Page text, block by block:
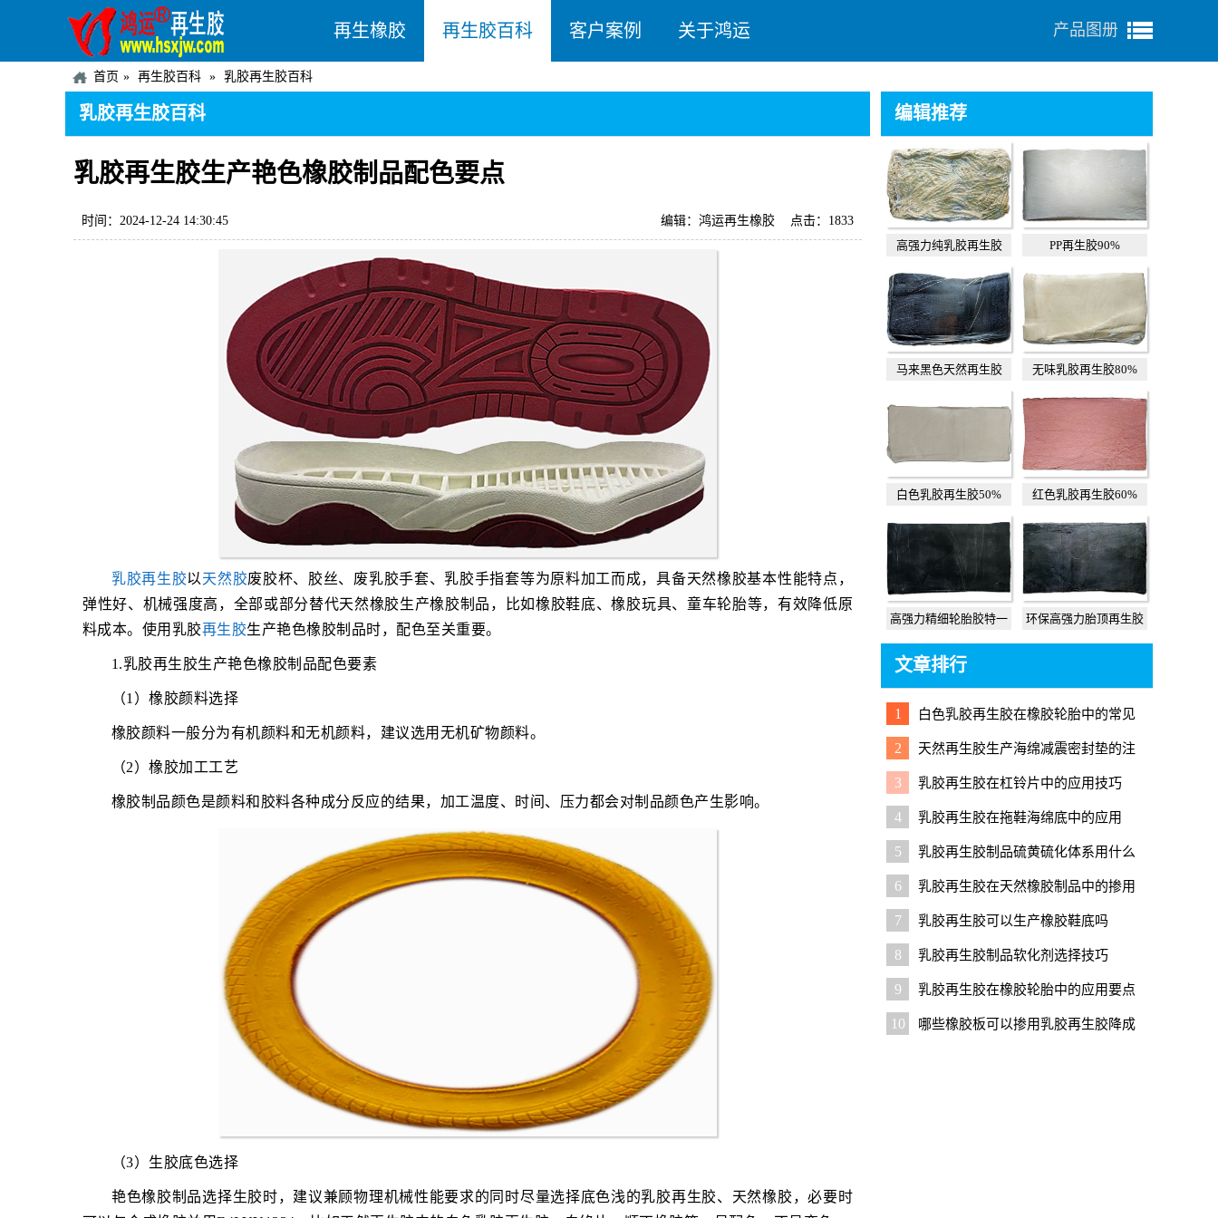
再生橡胶 再生胶百科 客户案例 关于鸿运 产品图册
首页 再生胶百科 乳胶再生胶百科
乳胶再生胶百科
乳胶再生胶生产艳色橡胶制品配色要点
时间：2024-12-24 14:30:45 点击：1833
编辑：鸿运再生橡胶
乳胶再生胶以天然胶废胶杯、胶丝、废乳胶手套、乳胶手指套等为原料加工而成，具备天然橡胶基本性能特点，
弹性好、机械强度高，全部或部分替代天然橡胶生产橡胶制品，比如橡胶鞋底、橡胶玩具、童车轮胎等，有效降低原
料成本。使用乳胶再生胶生产艳色橡胶制品时，配色至关重要。
1.乳胶再生胶生产艳色橡胶制品配色要素
（1）橡胶颜料选择
橡胶颜料一般分为有机颜料和无机颜料，建议选用无机矿物颜料。
（2）橡胶加工工艺
橡胶制品颜色是颜料和胶料各种成分反应的结果，加工温度、时间、压力都会对制品颜色产生影响。
（3）生胶底色选择
艳色橡胶制品选择生胶时，建议兼顾物理机械性能要求的同时尽量选择底色浅的乳胶再生胶、天然橡胶，必要时
编辑推荐
高强力纯乳胶再生胶 PP再生胶90%
马来黑色天然再生胶 无味乳胶再生胶80%
白色乳胶再生胶50% 红色乳胶再生胶60%
高强力精细轮胎胶特一 环保高强力胎顶再生胶
文章排行
1
白色乳胶再生胶在橡胶轮胎中的常见
应用
2
天然再生胶生产海绵减震密封垫的注
意事项与实用配方
3 乳胶再生胶在杠铃片中的应用技巧
4 乳胶再生胶在拖鞋海绵底中的应用
5
乳胶再生胶制品硫黄硫化体系用什么
促进剂好？
6
乳胶再生胶在天然橡胶制品中的掺用
比例是多少
7 乳胶再生胶可以生产橡胶鞋底吗
8 乳胶再生胶制品软化剂选择技巧
9 乳胶再生胶在橡胶轮胎中的应用要点
10
哪些橡胶板可以掺用乳胶再生胶降成